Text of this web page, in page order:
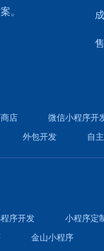
。
店 微信小程序开
外包开发 自
序开发 小程序定
金山小程序